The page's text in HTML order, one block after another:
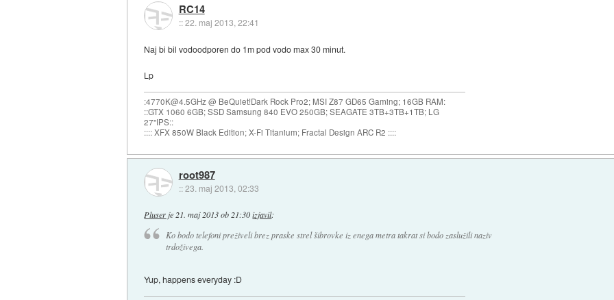
RC14
::22. maj 2013, 22:41
Naj bi bil vodoodporen do 1m pod vodo max 30 minut.
Lp
:4770K@4.5GHz @ BeQuiet!Dark Rock Pro2; MSI Z87 GD65 Gaming; 16GB RAM:
::GTX 1060 6GB; SSD Samsung 840 EVO 250GB; SEAGATE 3TB+3TB+1TB; LG
27"IPS::
:::: XFX 850W Black Edition; X-Fi Titanium; Fractal Design ARC R2 ::::
root987
::23. maj 2013, 02:33
Pluser je 21. maj 2013 ob 21:30 izjavil:
Ko bodo telefoni preživeli brez praske strel šibrovke iz enega metra takrat si bodo zaslužili naziv
trdoživega.
Yup, happens everyday :D